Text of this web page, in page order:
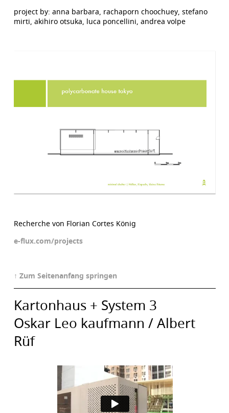
project by: anna barbara, rachaporn choochuey, stefano
mirti, akihiro otsuka, luca poncellini, andrea volpe
Recherche von Florian Cortes König
e-flux.com/projects
↑ Zum Seitenanfang springen
Kartonhaus + System 3
Oskar Leo kaufmann / Albert
Rüf